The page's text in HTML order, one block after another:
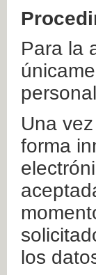
Para la
Una
forma
los